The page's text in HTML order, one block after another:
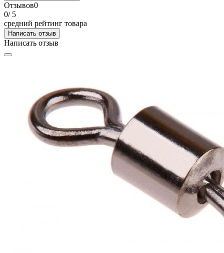
Отзывов0
0/ 5
средний рейтинг товара
Написать отзыв
Написать отзыв